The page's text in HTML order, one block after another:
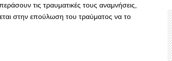
τις τραυματικές τους αναμνήσεις,
στην επούλωση του τραύματος να το